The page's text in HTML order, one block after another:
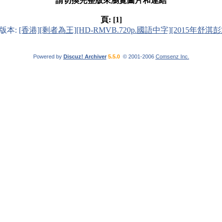
頁: [1]
本: [香港][剩者為王][HD-RMVB.720p.國語中字][2015年舒淇
Powered by Discuz! Archiver 5.5.0© 2001-2006 Comsenz Inc.